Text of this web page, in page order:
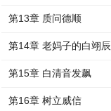
第13章 质问德顺
第14章 老妈子的白翊辰
第15章 白清音发飙
第16章 树立威信